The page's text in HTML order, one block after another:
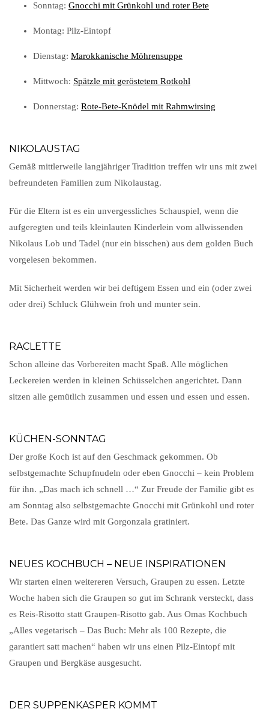
Sonntag: Gnocchi mit Grünkohl und roter Bete
Montag: Pilz-Eintopf
Dienstag: Marokkanische Möhrensuppe
Mittwoch: Spätzle mit geröstetem Rotkohl
Donnerstag: Rote-Bete-Knödel mit Rahmwirsing
NIKOLAUSTAG
Gemäß mittlerweile langjähriger Tradition treffen wir uns mit zwei
befreundeten Familien zum Nikolaustag.
Für die Eltern ist es ein unvergessliches Schauspiel, wenn die
aufgeregten und teils kleinlauten Kinderlein vom allwissenden
Nikolaus Lob und Tadel (nur ein bisschen) aus dem golden Buch
vorgelesen bekommen.
Mit Sicherheit werden wir bei deftigem Essen und ein (oder zwei
oder drei) Schluck Glühwein froh und munter sein.
RACLETTE
Schon alleine das Vorbereiten macht Spaß. Alle möglichen
Leckereien werden in kleinen Schüsselchen angerichtet. Dann
sitzen alle gemütlich zusammen und essen und essen und essen.
KÜCHEN-SONNTAG
Der große Koch ist auf den Geschmack gekommen. Ob
selbstgemachte Schupfnudeln oder eben Gnocchi – kein Problem
für ihn. „Das mach ich schnell …“ Zur Freude der Familie gibt es
am Sonntag also selbstgemachte Gnocchi mit Grünkohl und roter
Bete. Das Ganze wird mit Gorgonzala gratiniert.
NEUES KOCHBUCH – NEUE INSPIRATIONEN
Wir starten einen weitereren Versuch, Graupen zu essen. Letzte
Woche haben sich die Graupen so gut im Schrank versteckt, dass
es Reis-Risotto statt Graupen-Risotto gab. Aus Omas Kochbuch
„Alles vegetarisch – Das Buch: Mehr als 100 Rezepte, die
garantiert satt machen“ haben wir uns einen Pilz-Eintopf mit
Graupen und Bergkäse ausgesucht.
DER SUPPENKASPER KOMMT